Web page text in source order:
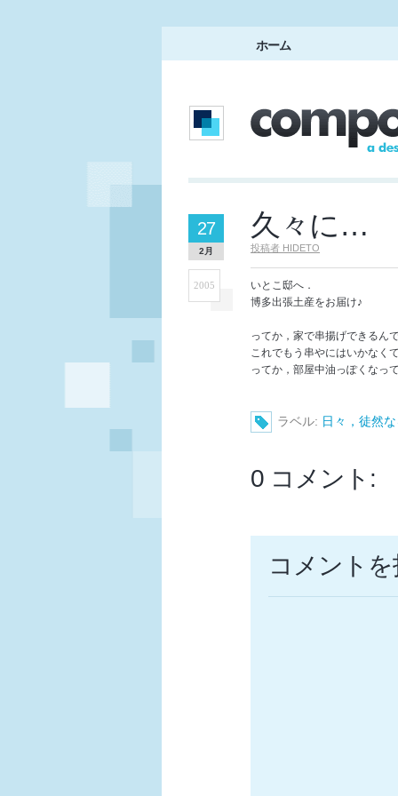
ホーム
久々に…
投稿者 HIDETO
27
2月
2005
いとこ邸へ．
博多出張土産をお届け♪
ってか，家で串揚げできるん
これでもう串やにはいかなく
ってか，部屋中油っぽくなっ
ラベル: 日々，徒然
0 コメント:
コメント